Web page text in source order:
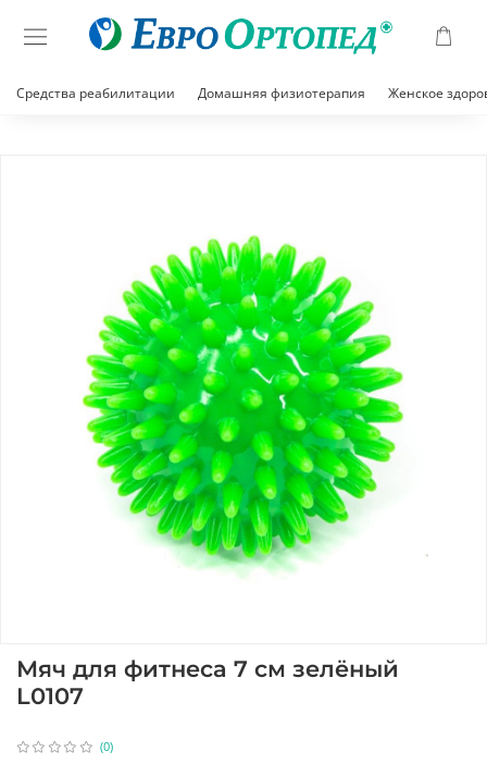
Средства реабилитации Домашняя физиотерапия Женское
(0)
Мяч для фитнеса 7 см зелёный
L0107